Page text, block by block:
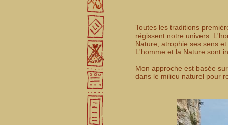
Toutes les traditions
régissent notre univers.
Nature, atrophie ses sens
L'homme et la Nature sont
Mon approche est basée
dans le milieu naturel pour